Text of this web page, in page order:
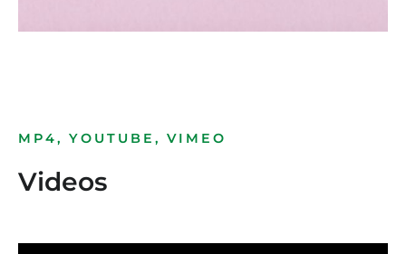
MP4, YOUTUBE, VIMEO
Videos